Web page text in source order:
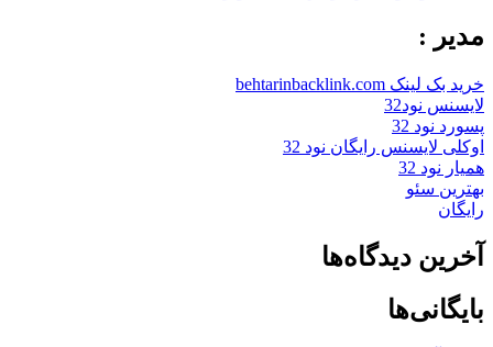
مدیر :
خرید بک لینک behtarinbacklink.com
لایسنس نود32
پسورد نود 32
اوکلی لایسنس رایگان نود 32
همیار نود 32
بهترین سئو
رایگان
آخرین دیدگاه‌ها
بایگانی‌ها